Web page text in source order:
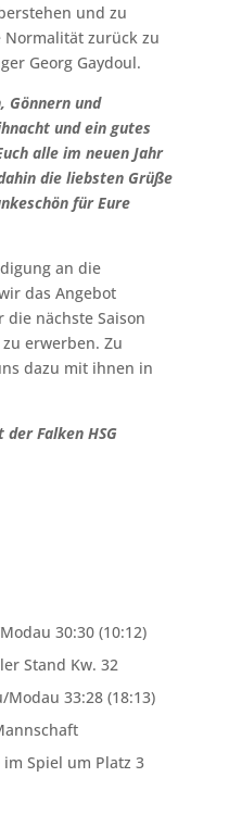
und zu
zurück zu
Georg Gaydoul.
Gönnern und
und ein gutes
alle im neuen Jahr
die liebsten Grüße
für Eure
an die
das Angebot
nächste Saison
erwerben. Zu
dazu mit ihnen in
Falken HSG
30:30 (10:12)
Stand Kw. 32
Modau 33:28 (18:13)
Spiel um Platz 3